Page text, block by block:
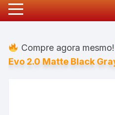
Compre agora mesmo!
Evo 2.0 Matte Black